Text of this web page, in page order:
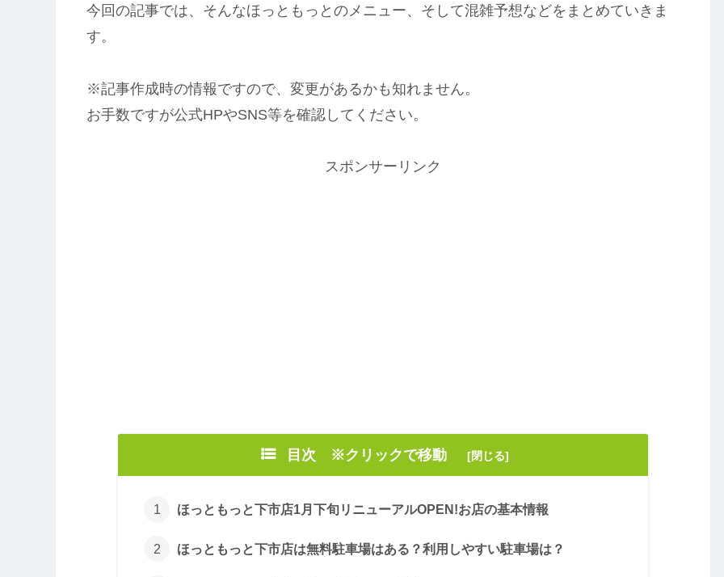
今回の記事では、そんなほっともっとのメニュー、そして混雑予想などをまとめていきま
す。
※記事作成時の情報ですので、変更があるかも知れません。
お手数ですが公式HPやSNS等を確認してください。
スポンサーリンク
目次 ※クリックで移動
ほっともっと下市店1月下旬リニューアルOPEN!お店の基本情報
ほっともっと下市店は無料駐車場はある？利用しやすい駐車場は？